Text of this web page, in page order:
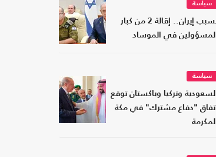
سياسة
بسبب إيران.. إقالة 2 من كبار
المسؤولين في الموساد
سياسة
السعودية وتركيا وباكستان توقع
اتفاق "دفاع مشترك" في مكة
المكرمة